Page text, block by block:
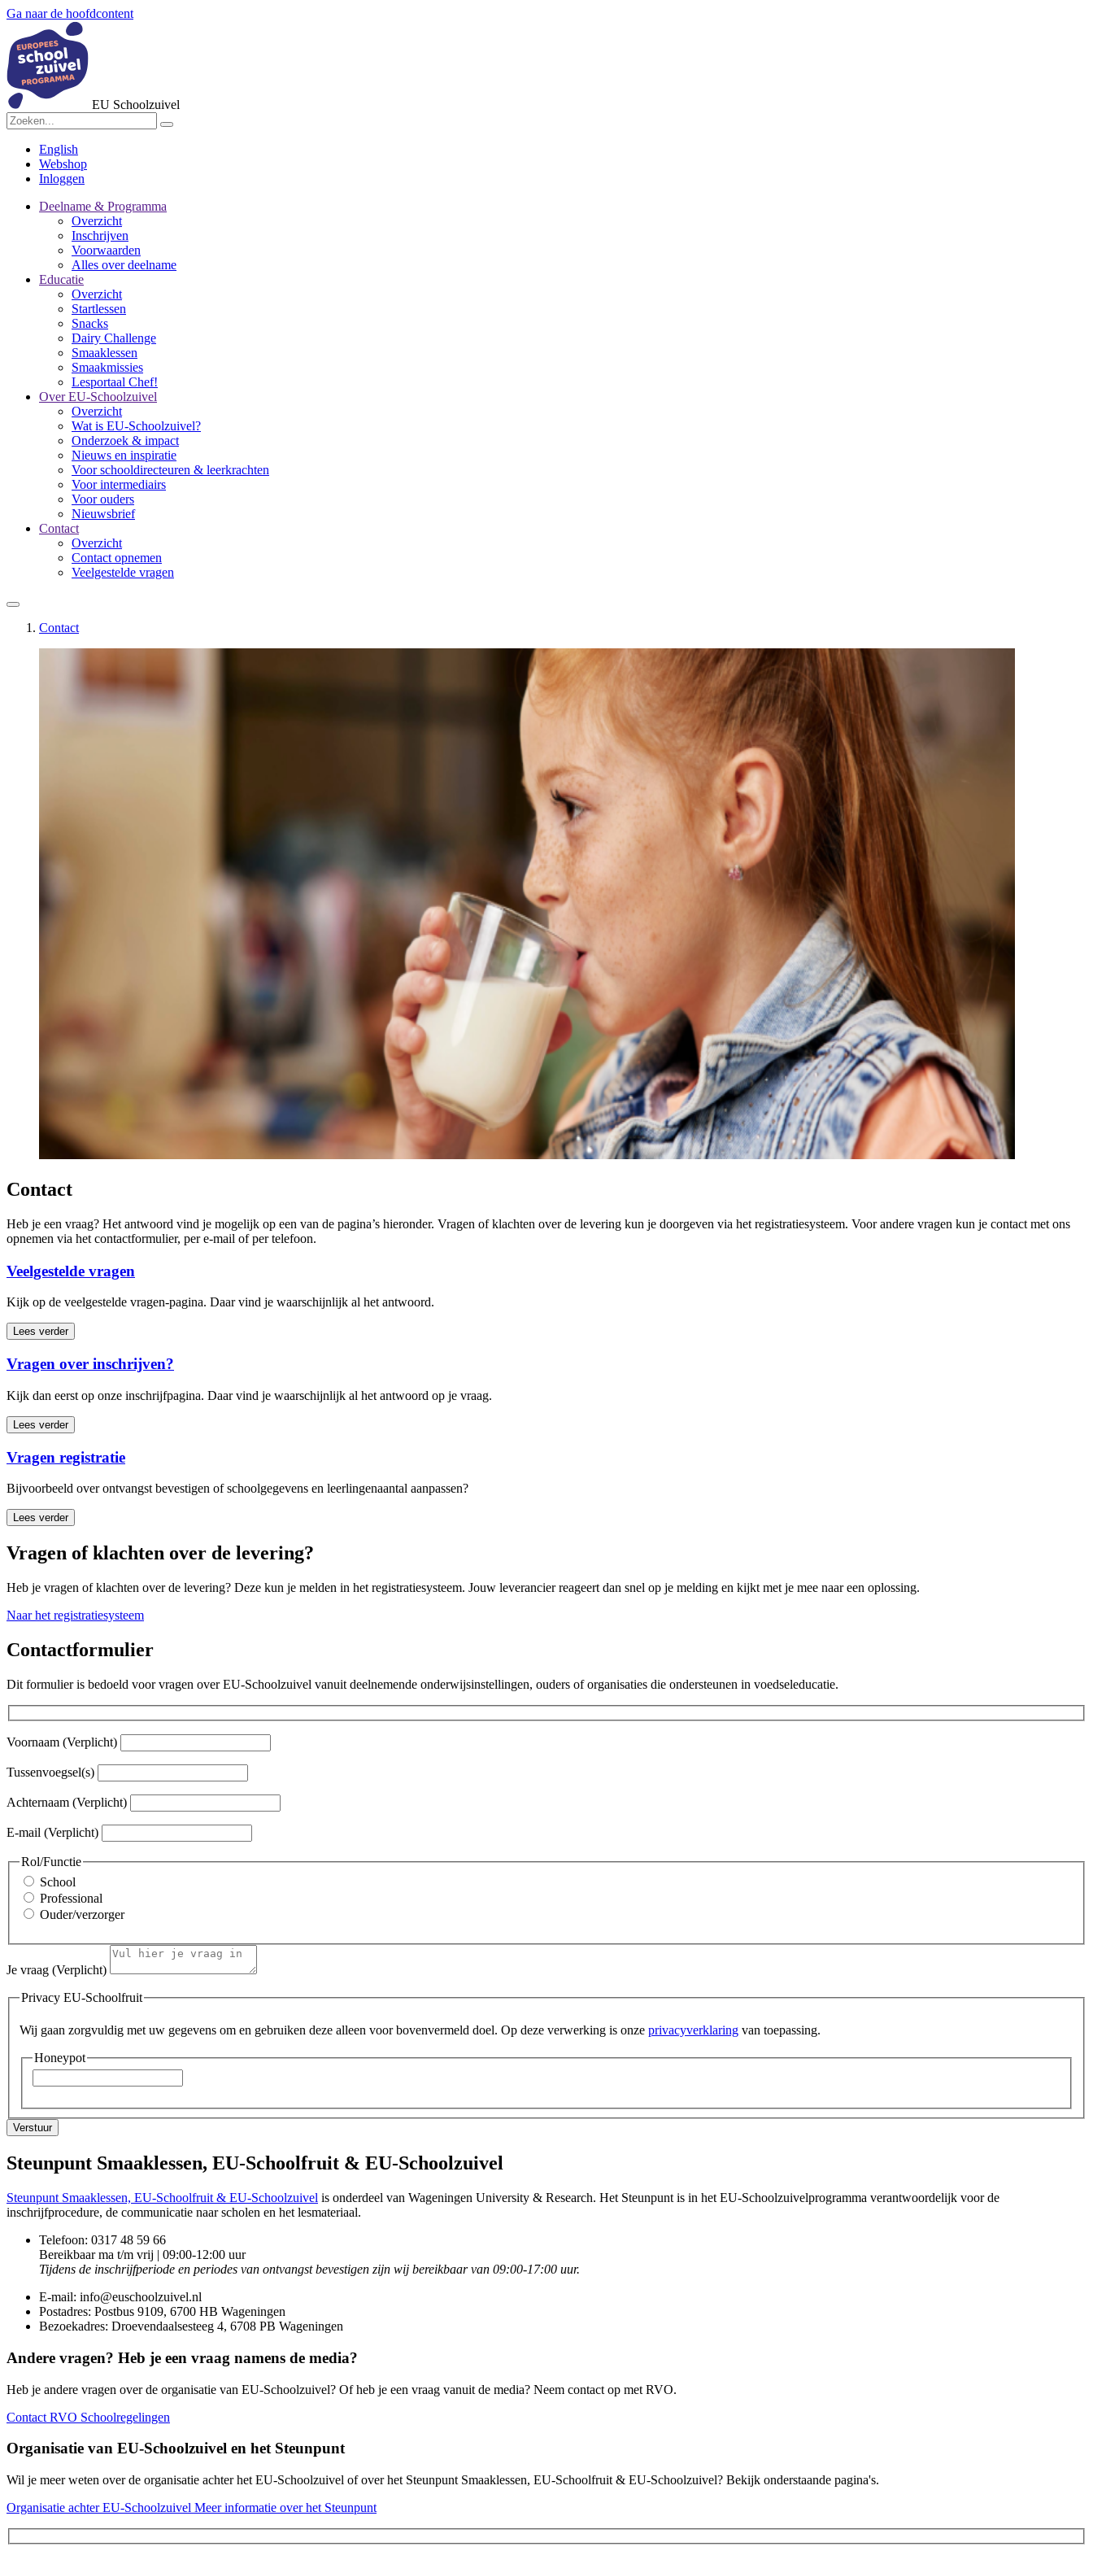
Ga naar de hoofdcontent
EU Schoolzuivel
English
Webshop
Inloggen
Deelname & Programma
Overzicht
Inschrijven
Voorwaarden
Alles over deelname
Educatie
Overzicht
Startlessen
Snacks
Dairy Challenge
Smaaklessen
Smaakmissies
Lesportaal Chef!
Over EU-Schoolzuivel
Overzicht
Wat is EU-Schoolzuivel?
Onderzoek & impact
Nieuws en inspiratie
Voor schooldirecteuren & leerkrachten
Voor intermediairs
Voor ouders
Nieuwsbrief
Contact
Overzicht
Contact opnemen
Veelgestelde vragen
Contact
Contact
Heb je een vraag? Het antwoord vind je mogelijk op een van de pagina’s hieronder. Vragen of klachten over de levering kun je doorgeven via het registratiesysteem. Voor andere vragen kun je contact met ons
opnemen via het contactformulier, per e-mail of per telefoon.
Veelgestelde vragen
Kijk op de veelgestelde vragen-pagina. Daar vind je waarschijnlijk al het antwoord.
Lees verder
Vragen over inschrijven?
Kijk dan eerst op onze inschrijfpagina. Daar vind je waarschijnlijk al het antwoord op je vraag.
Lees verder
Vragen registratie
Bijvoorbeeld over ontvangst bevestigen of schoolgegevens en leerlingenaantal aanpassen?
Lees verder
Vragen of klachten over de levering?
Heb je vragen of klachten over de levering? Deze kun je melden in het registratiesysteem. Jouw leverancier reageert dan snel op je melding en kijkt met je mee naar een oplossing.
Naar het registratiesysteem
Contactformulier
Dit formulier is bedoeld voor vragen over EU-Schoolzuivel vanuit deelnemende onderwijsinstellingen, ouders of organisaties die ondersteunen in voedseleducatie.
Voornaam (Verplicht)
Tussenvoegsel(s)
Achternaam (Verplicht)
E-mail (Verplicht)
Rol/Functie
School
Professional
Ouder/verzorger
Je vraag (Verplicht)
Privacy EU-Schoolfruit
Wij gaan zorgvuldig met uw gegevens om en gebruiken deze alleen voor bovenvermeld doel. Op deze verwerking is onze privacyverklaring van toepassing.
Honeypot
Steunpunt Smaaklessen, EU-Schoolfruit & EU-Schoolzuivel
Steunpunt Smaaklessen, EU-Schoolfruit & EU-Schoolzuivel is onderdeel van Wageningen University & Research. Het Steunpunt is in het EU-Schoolzuivelprogramma verantwoordelijk voor de
inschrijfprocedure, de communicatie naar scholen en het lesmateriaal.
Telefoon: 0317 48 59 66
Bereikbaar ma t/m vrij | 09:00-12:00 uur
Tijdens de inschrijfperiode en periodes van ontvangst bevestigen zijn wij bereikbaar van 09:00-17:00 uur.
E-mail: info@euschoolzuivel.nl
Postadres: Postbus 9109, 6700 HB Wageningen
Bezoekadres: Droevendaalsesteeg 4, 6708 PB Wageningen
Andere vragen? Heb je een vraag namens de media?
Heb je andere vragen over de organisatie van EU-Schoolzuivel? Of heb je een vraag vanuit de media? Neem contact op met RVO.
Contact RVO Schoolregelingen
Organisatie van EU-Schoolzuivel en het Steunpunt
Wil je meer weten over de organisatie achter het EU-Schoolzuivel of over het Steunpunt Smaaklessen, EU-Schoolfruit & EU-Schoolzuivel? Bekijk onderstaande pagina's.
Organisatie achter EU-Schoolzuivel Meer informatie over het Steunpunt